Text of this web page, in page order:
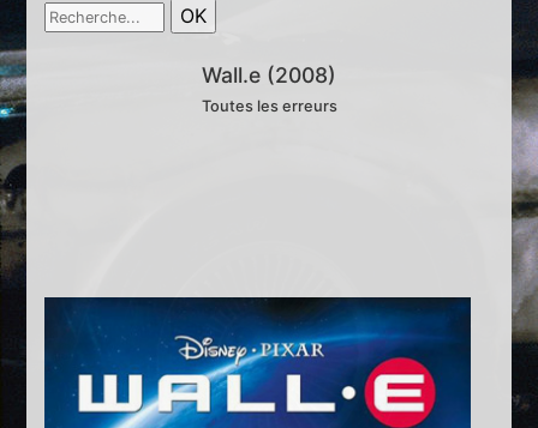
Wall.e (2008)
Toutes les erreurs